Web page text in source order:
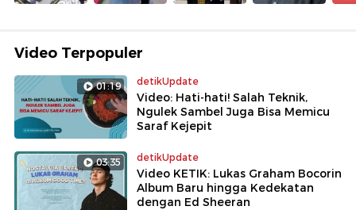
Video Terpopuler
01:19 detikUpdate
Video: Hati-hati! Salah Teknik,
Ngulek Sambel Juga Bisa Memicu
Saraf Kejepit
03:35 detikUpdate
Video KETIK: Lukas Graham Bocorin
Album Baru hingga Kedekatan
dengan Ed Sheeran